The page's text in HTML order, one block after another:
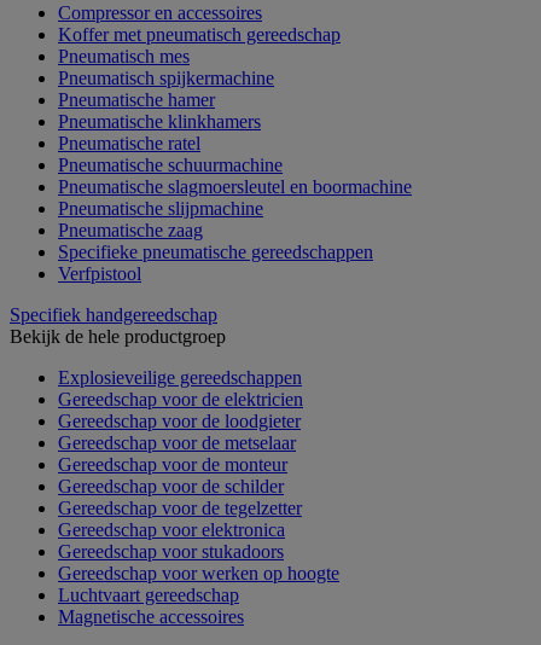
Compressor en accessoires
Koffer met pneumatisch gereedschap
Pneumatisch mes
Pneumatisch spijkermachine
Pneumatische hamer
Pneumatische klinkhamers
Pneumatische ratel
Pneumatische schuurmachine
Pneumatische slagmoersleutel en boormachine
Pneumatische slijpmachine
Pneumatische zaag
Specifieke pneumatische gereedschappen
Verfpistool
Specifiek handgereedschap
Bekijk de hele productgroep
Explosieveilige gereedschappen
Gereedschap voor de elektricien
Gereedschap voor de loodgieter
Gereedschap voor de metselaar
Gereedschap voor de monteur
Gereedschap voor de schilder
Gereedschap voor de tegelzetter
Gereedschap voor elektronica
Gereedschap voor stukadoors
Gereedschap voor werken op hoogte
Luchtvaart gereedschap
Magnetische accessoires